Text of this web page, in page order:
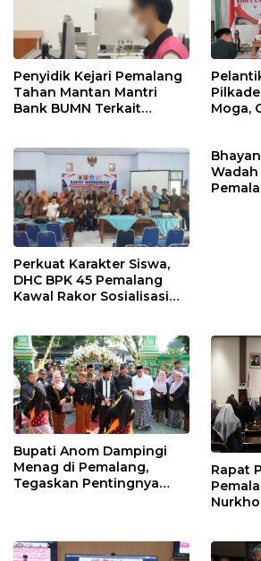
Penyidik Kejari Pemalang
Tahan Mantan Mantri
Bank BUMN Terkait
Moga,
Perkuat Karakter Siswa,
DHC BPK 45 Pemalang
Kawal Rakor Sosialisasi
Wadah
Bupati Anom Dampingi
Menag di Pemalang,
Tegaskan Pentingnya
Rapat